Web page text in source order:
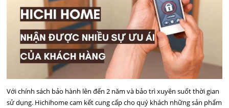
Với chính sách bảo hành lên đến 2 năm và bảo trì xuyên suốt thời gian
sử dụng. Hichihome cam kết cung cấp cho quý khách những sản phẩm